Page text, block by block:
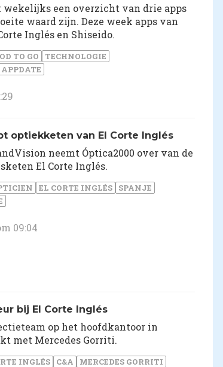
wekelijks een overzicht van drie apps
waard zijn. Deze week apps van
Inglés en Shiseido.
TO GO
TECHNOLOGIE
APPDATE
optiekketen van El Corte Inglés
neemt Óptica2000 over van de
El Corte Inglés.
EL CORTE INGLÉS
SPANJE
09:04
bij El Corte Inglés
op het hoofdkantoor in
met Mercedes Gorriti.
INGLÉS C&A
MERCEDES GORRITI